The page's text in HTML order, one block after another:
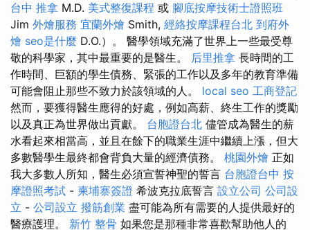
台中 推拿 M.D. 美式整復課程 或 腳底按摩技術士證照班
Jim 外燴服務 宜蘭外燴 Smith, 經絡按摩課程台北 到府外
燴 seo是什麼 D.O.）。 醫學領域充滿了世界上一些最受尊
敬的科學家，其中最重要的是醫生。 后里推拿 長時間的工
作時間、巨額的學生債務、緊張的工作以及多年的教育準備
可能會阻止那些不致力於該領域的人。 local seo 工商登記
然而，要獲得醫生應得的好處，例如高薪、終生工作的獎勵
以及真正為世界做出貢獻。 台胞證台北 儘管成為醫生的薪
水看起來相當高，並且在餘下的職業生涯中繼續上漲，但大
多數醫學生最終都會背負大量的經濟債務。 桃園外燴 正如
我大多數人所知，醫生必須宣誓神聖的誓言 台胞證台中 按
摩證照考試 - 柬埔寨簽證 希波克拉底誓言 設立公司 公司設
立 - 公司設立 撥筋創業 盡可能為所有需要的人提供最好的
醫療護理。 新竹 整骨 如果您是那種非常喜歡幫助他人的